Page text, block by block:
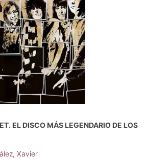
EL DISCO MÁS LEGENDARIO DE LOS
Xavier